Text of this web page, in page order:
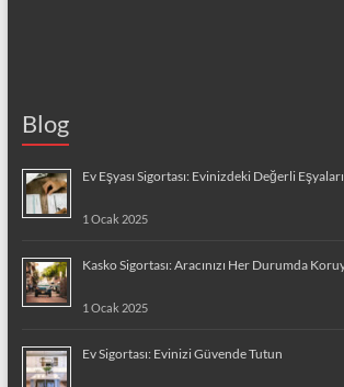
Blog
Ev Eşyası Sigortası: Evinizdeki Değerli
1 Ocak 2025
Kasko Sigortası: Aracınızı Her Durumda
1 Ocak 2025
Ev Sigortası: Evinizi Güvende Tutun